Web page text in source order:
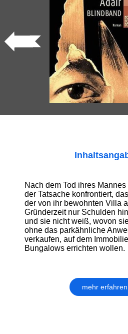
Nach dem Tod ihres
der Tatsache konfrontiert,
der von ihr bewohnten Villa
Gründerzeit nur Schulden
und sie nicht weiß, wovon
ohne das parkähnliche
verkaufen, auf dem
Bungalows errichten wollen.
mehr erfahren